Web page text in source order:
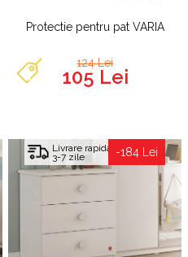
Protectie pentru pat VARIA
124 Lei
105 Lei
Livrare rapida
3-7 zile -184 Lei